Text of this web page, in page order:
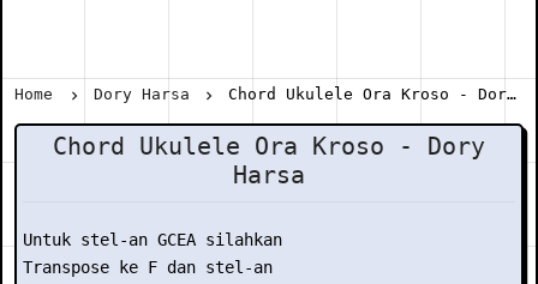
Home Dory Harsa Chord Ukulele Ora Kroso - Dory Harsa
Chord Ukulele Ora Kroso - Dory
Harsa
Untuk stel-an GCEA silahkan
Transpose ke F dan stel-an